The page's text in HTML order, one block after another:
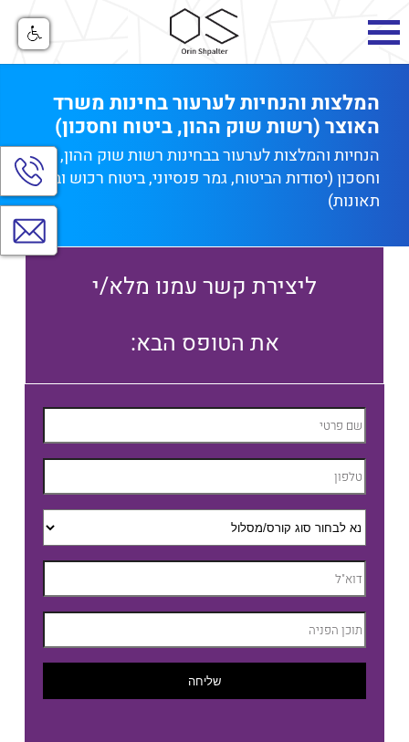
צרו
קשר
המלצות והנחיות לערעור בחינות משרד
האוצר (רשות שוק ההון, ביטוח וחסכון)
הנחיות והמלצות לערעור בבחינות רשות שוק ההון, ביטוח
וחסכון (יסודות הביטוח, גמר פנסיוני, ביטוח רכוש וביטוח
תאונות)
ליצירת קשר עמנו מלא/י
:את הטופס הבא
שליחה